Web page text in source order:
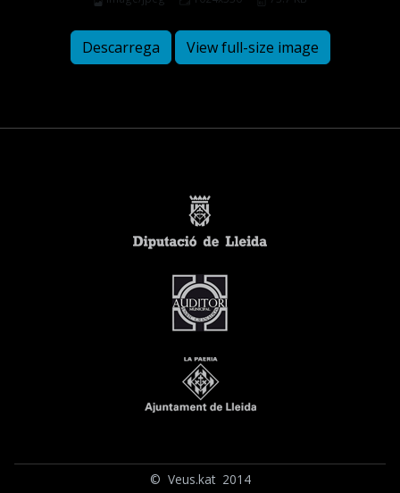
Descarrega View full-size image
© Veus.kat 2014